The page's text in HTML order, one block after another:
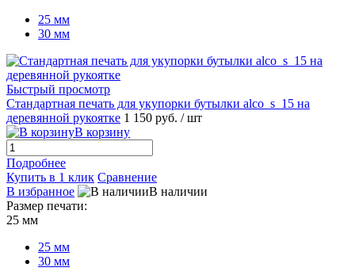
25 мм
30 мм
Быстрый просмотр
Стандартная печать для укупорки бутылки alco_s_15 на
деревянной рукоятке 1 150 руб. / шт
В корзину
Подробнее
Купить в 1 клик Сравнение
В избранное
В наличии
Размер печати:
25 мм
25 мм
30 мм